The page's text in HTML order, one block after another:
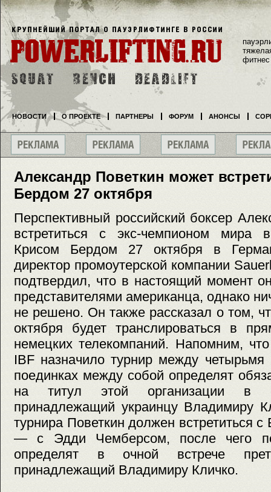
Александр Поветкин может
Бердом 27 октября
Перспективный российский боксер
встретиться с экс-чемпионом мира
Крисом Бердом 27 октября в
директор промоутерской компании
подтвердил, что в настоящий момент
представителями американца, однако
не решено. Он также рассказал о том,
октября будет транслироваться в
немецких телекомпаний. Напомним,
IBF назначило турнир между
поединках между собой определят
на титул этой организации в
принадлежащий украинцу Владимиру
турнира Поветкин должен встретиться
— с Эдди Чемберсом, после чего
определят в очной встрече
принадлежащий Владимиру Кличко.
фитнес
НОВОСТИ О ПРОЕКТЕ ПАРТНЕРЫ ФОРУМ АНОНСЫ